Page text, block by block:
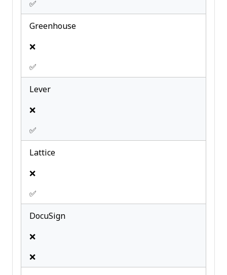
✅
Greenhouse
❌
✅
Lever
❌
✅
Lattice
❌
✅
DocuSign
❌
❌